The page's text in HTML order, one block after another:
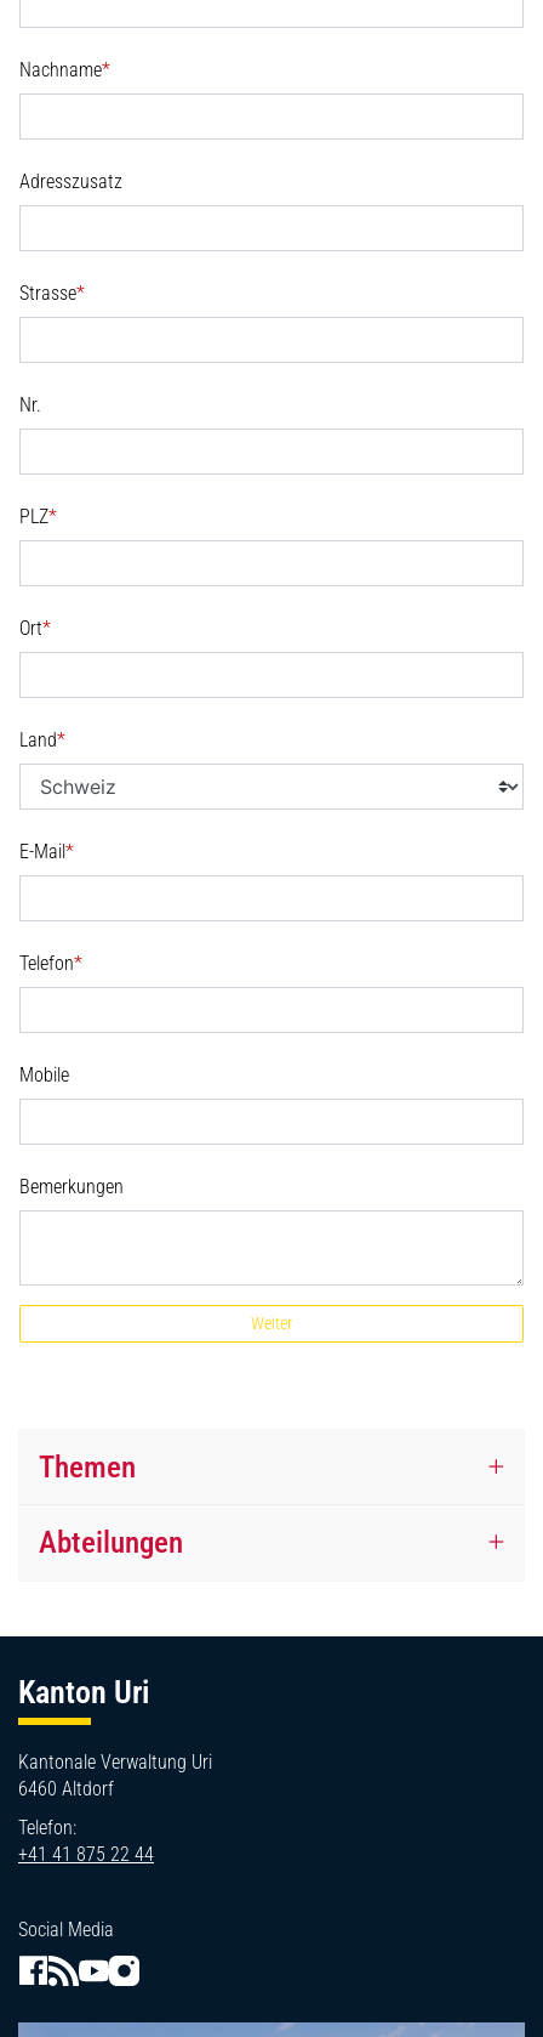
Nachname*
Adresszusatz
Strasse*
Nr.
PLZ*
Ort*
Land*
E-Mail*
Telefon*
Mobile
Bemerkungen
Weiter
Themen
Abteilungen
Kanton Uri
Kantonale Verwaltung Uri
6460 Altdorf
Telefon:
+41 41 875 22 44
Social Media